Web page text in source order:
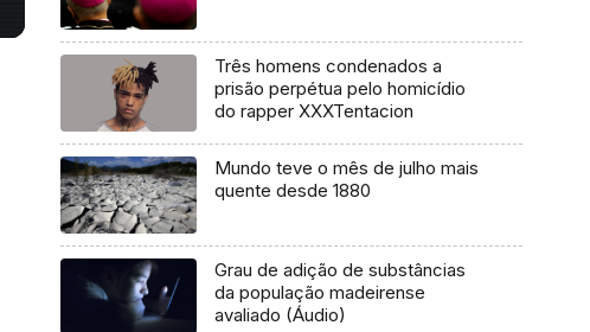
Três homens condenados a
prisão perpétua pelo homicídio
do rapper XXXTentacion
Mundo teve o mês de julho mais
quente desde 1880
Grau de adição de substâncias
da população madeirense
avaliado (Áudio)